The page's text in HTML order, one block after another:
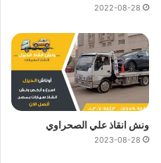
2022-08-28
ونش انقاذ علي الصحراوي
2023-08-28